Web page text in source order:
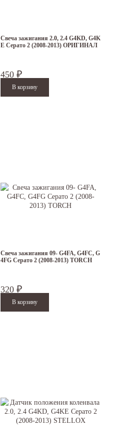
Свеча зажигания 2.0, 2.4 G4KD, G4K
E Серато 2 (2008-2013) ОРИГИНАЛ
450 ₽
Свеча зажигания 09- G4FA, G4FC, G
4FG Серато 2 (2008-2013) TORCH
320 ₽